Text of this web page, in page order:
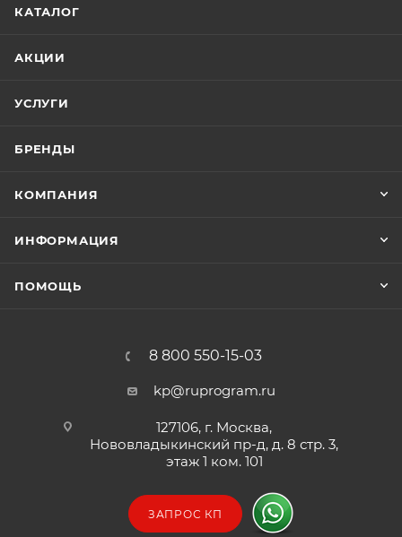
КАТАЛОГ
АКЦИИ
УСЛУГИ
БРЕНДЫ
КОМПАНИЯ
ИНФОРМАЦИЯ
ПОМОЩЬ
8 800 550-15-03
kp@ruprogram.ru
127106, г. Москва,
Нововладыкинский пр-д, д. 8 стр. 3,
этаж 1 ком. 101
ЗАПРОС КП